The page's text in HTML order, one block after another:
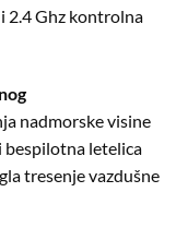
2.4 Ghz kontrolna
nadmorske visine
bespilotna letelica
tresenje vazdušne